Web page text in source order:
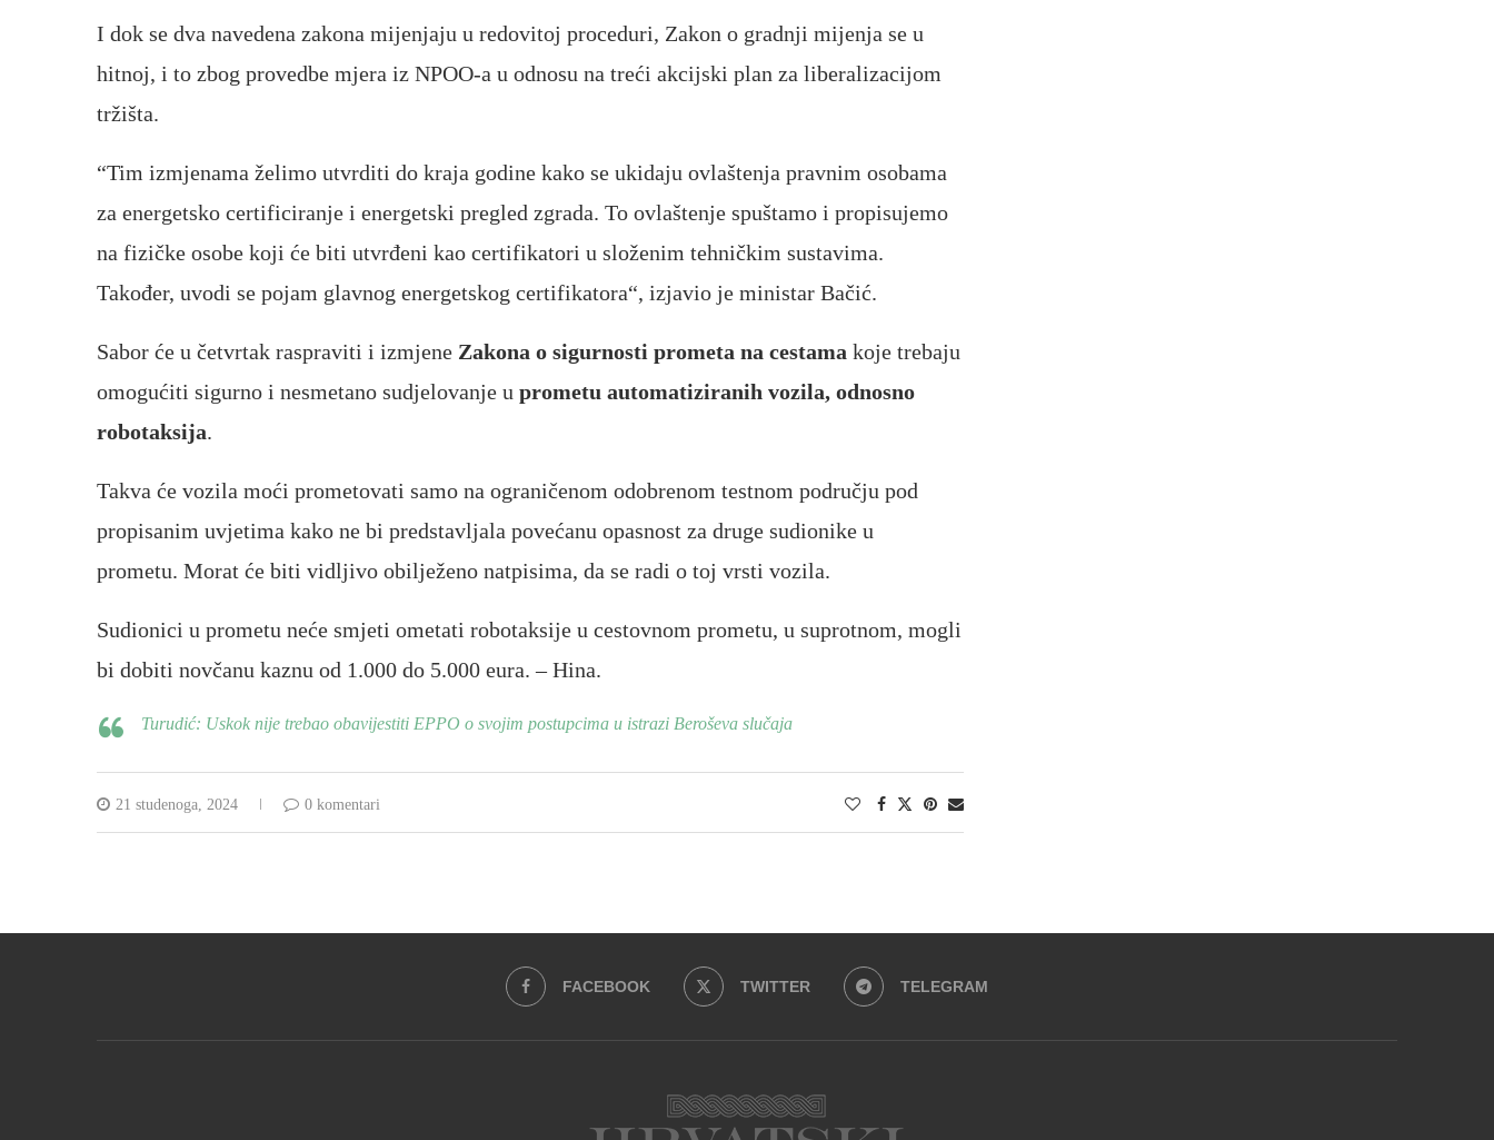
I dok se dva navedena zakona mijenjaju u redovitoj proceduri, Zakon o gradnji mijenja se u
hitnoj, i to zbog provedbe mjera iz NPOO-a u odnosu na treći akcijski plan za liberalizacijom
tržišta.
“Tim izmjenama želimo utvrditi do kraja godine kako se ukidaju ovlaštenja pravnim osobama
za energetsko certificiranje i energetski pregled zgrada. To ovlaštenje spuštamo i propisujemo
na fizičke osobe koji će biti utvrđeni kao certifikatori u složenim tehničkim sustavima.
Također, uvodi se pojam glavnog energetskog certifikatora“, izjavio je ministar Bačić.
Sabor će u četvrtak raspraviti i izmjene Zakona o sigurnosti prometa na cestama koje trebaju
omogućiti sigurno i nesmetano sudjelovanje u prometu automatiziranih vozila, odnosno
robotaksija.
Takva će vozila moći prometovati samo na ograničenom odobrenom testnom području pod
propisanim uvjetima kako ne bi predstavljala povećanu opasnost za druge sudionike u
prometu. Morat će biti vidljivo obilježeno natpisima, da se radi o toj vrsti vozila.
Sudionici u prometu neće smjeti ometati robotaksije u cestovnom prometu, u suprotnom, mogli
bi dobiti novčanu kaznu od 1.000 do 5.000 eura. – Hina.
Turudić: Uskok nije trebao obavijestiti EPPO o svojim postupcima u istrazi Beroševa slučaja
21 studenoga, 2024 0 komentari
FACEBOOK TWITTER TELEGRAM